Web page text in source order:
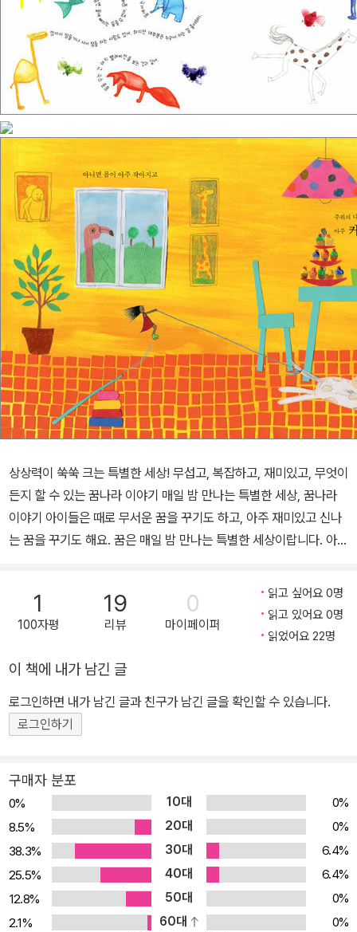
상상력이 쑥쑥 크는 특별한 세상! 무섭고, 복잡하고, 재미있고, 무엇이
든지 할 수 있는 꿈나라 이야기 매일 밤 만나는 특별한 세상, 꿈나라
이야기 아이들은 때로 무서운 꿈을 꾸기도 하고, 아주 재미있고 신나
는 꿈을 꾸기도 해요. 꿈은 매일 밤 만나는 특별한 세상이랍니다. 아이
이야기가 담겨 있습니다. 아이와 함께 책을 보며 어젯밤에 꾼 꿈에 대
해 이야기를 나눠보세요. 엄마와 아이 모두 순수한 동심의 세계로 빠
져들거예요. 책 속을 여행하다 보면 어느새 상상력도 쑥쑥! 꿈속에는
나 물속에서 숨을 쉬는 등 현실에서 할 수 없는 것들도 꿈속에서는 다
가능하지요. 아이는 가지각색 꿈나라를 돌아다니면서 신비한 꿈의 세
계에 빠지기도 하고 자신의 꿈과 연결 짓기도 합니다. 자유롭게 상상
의 나래를 펼치다 보면 아이의 상상력이 쑥쑥 자라게 됩니다. 콜라주
빨간 괴물, 알록달록 물고기… 무섭고 유쾌하고 환상적인 그림이 이야
기를 더 흥미롭게 해요. 샤갈의 그림을 보는 듯한 풍부한 색감과 신비
감 넘치는 표현이 눈길을 사로잡고, 콜라주 등 다양한 기법을 사용해
눈으로 보는 것뿐 아니라 오감으로 느끼게 하지요. 또한 독특한 캐릭
터와 상상력 넘치는 장면은 보기만 해도 신이 납니다. 눈앞에 펼쳐진
꿈나라를 여행하다 보면 아이의 창의력도 쑥쑥 자란답니다. 어떤 꿈
들은 무시무시하죠! 무섭기는 하지만 아슬아슬 오싹오싹 재미도 있어
1
100자평
19
리뷰
0
마이페이퍼
읽고 싶어요 0명
읽고 있어요 0명
읽었어요 22명
이 책에 내가 남긴 글
로그인하면 내가 남긴 글과 친구가 남긴 글을 확인할 수 있습니다.
로그인하기
구매자 분포
0% 10대
0%
8.5%
20대
0%
38.3%
30대
6.4%
25.5%
40대
6.4%
12.8%
50대
0%
2.1%
60대
0%